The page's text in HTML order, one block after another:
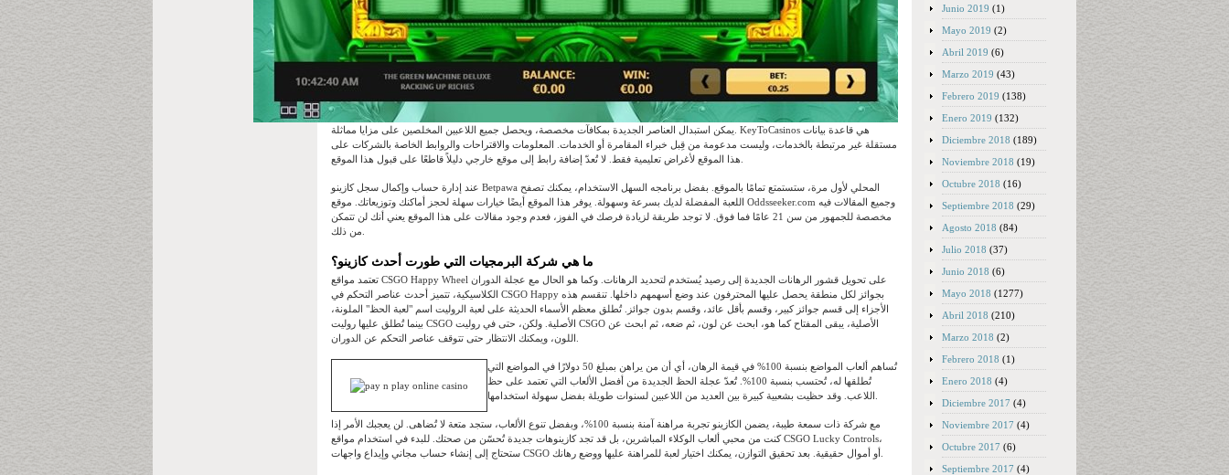
يمكن استبدال العناصر الجديدة بمكافآت مخصصة، ويحصل جميع اللاعبين المخلصين على مزايا مماثلة. KeyToCasinos هي قاعدة بيانات
مستقلة غير مرتبطة بالخدمات، وليست مدعومة من قِبل خبراء المقامرة أو الخدمات. المعلومات والاقتراحات والروابط الخاصة بالشركات على
عند إدارة حساب وإكمال سجل كازينو Betpawa المحلي لأول مرة، ستستمتع تمامًا بالموقع. بفضل برنامجه السهل الاستخدام، يمكنك تصفح
اللعبة المفضلة لديك بسرعة وسهولة. يوفر هذا الموقع أيضًا خيارات سهلة لحجز أماكنك وتوزيعاتك. موقع Oddsseeker.com وجميع المقالات فيه
مخصصة للجمهور من سن 21 عامًا فما فوق. لا توجد طريقة لزيادة فرصك في الفوز، فعدم وجود مقالات على هذا الموقع يعني أنك لن تتمكن
ما هي شركة البرمجيات التي طورت أحدث كازينو؟
تعتمد مواقع CSGO Happy Wheel على تحويل قشور الرهانات الجديدة إلى رصيد يُستخدم لتحديد الرهانات. وكما هو الحال مع عجلة الدوران
الكلاسيكية، تتميز أحدث عناصر التحكم في CSGO Happy بجوائز لكل منطقة يحصل عليها المحترفون عند وضع أسهمهم داخلها. تنقسم هذه
الأجزاء إلى قسم جوائز كبير، وقسم بأقل عائد، وقسم بدون جوائز. تُطلق معظم الأسماء الحديثة على لعبة الروليت اسم "لعبة الحظ" الملونة،
بينما تُطلق عليها روليت CSGO الأصلية. ولكن، حتى في روليت CSGO الأصلية، يبقى المفتاح كما هو، ابحث عن لون، ثم ضعه، ثم ابحث عن
تُساهم ألعاب المواضع بنسبة 100% في قيمة الرهان، أي أن من يراهن بمبلغ 50 دولارًا في المواضع التي
تُطلقها له، تُحتسب بنسبة 100%. تُعدّ عجلة الحظ الجديدة من أفضل الألعاب التي تعتمد على حظ
مع شركة ذات سمعة طيبة، يضمن الكازينو تجربة مراهنة آمنة بنسبة 100%، وبفضل تنوع الألعاب، ستجد متعة لا تُضاهى. لن يعجبك الأمر إذا
كنت من محبي ألعاب الوكلاء المباشرين، بل قد تجد كازينوهات جديدة تُحسّن من صحتك. للبدء في استخدام مواقع CSGO Lucky Controls،
Junio 2019 (1)
Mayo 2019 (2)
Abril 2019 (6)
Marzo 2019 (43)
Febrero 2019 (138)
Enero 2019 (132)
Diciembre 2018 (189)
Noviembre 2018 (19)
Octubre 2018 (16)
Septiembre 2018 (29)
Agosto 2018 (84)
Julio 2018 (37)
Junio 2018 (6)
Mayo 2018 (1277)
Abril 2018 (210)
Marzo 2018 (2)
Febrero 2018 (1)
Enero 2018 (4)
Diciembre 2017 (4)
Noviembre 2017 (4)
Octubre 2017 (6)
Septiembre 2017 (4)